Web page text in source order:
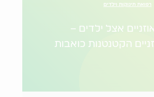
רפואת תינוקות וילדים
אצל ילדים –
הקטנטנות כואבות